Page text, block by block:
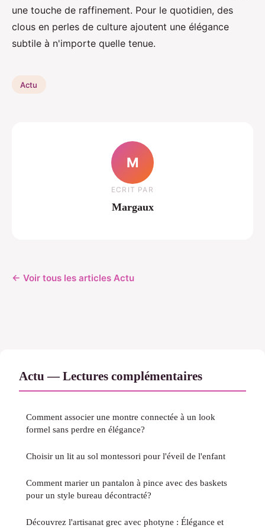
une touche de raffinement. Pour le quotidien, des
clous en perles de culture ajoutent une élégance
subtile à n'importe quelle tenue.
Actu
M
ECRIT PAR
Margaux
← Voir tous les articles Actu
Actu — Lectures complémentaires
Comment associer une montre connectée à un look
formel sans perdre en élégance?
Choisir un lit au sol montessori pour l'éveil de l'enfant
Comment marier un pantalon à pince avec des baskets
pour un style bureau décontracté?
Découvrez l'artisanat grec avec photyne : Élégance et